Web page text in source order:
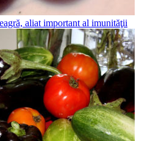
aliat important al imunităţii